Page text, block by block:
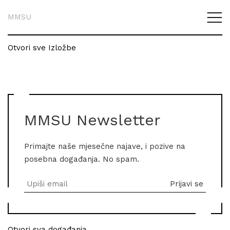
MMSU
Otvori sve Izložbe
MMSU Newsletter
Primajte naše mjesečne najave, i pozive na
posebna događanja. No spam.